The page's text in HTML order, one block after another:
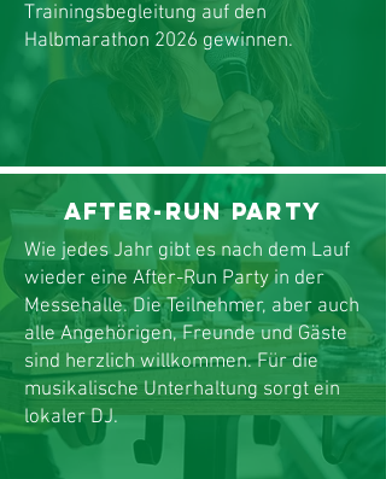
Trainingsbegleitung auf den
Halbmarathon 2026 gewinnen.​​
After-Run Party
Wie jedes Jahr gibt es nach dem Lauf
wieder eine After-Run Party in der
Messehalle. Die Teilnehmer, aber auch
alle Angehörigen, Freunde und Gäste
sind herzlich willkommen. Für die
musikalische Unterhaltung sorgt ein
lokaler DJ.